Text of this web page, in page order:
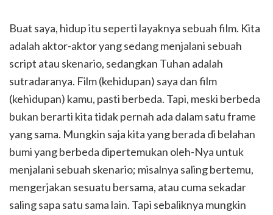
Buat saya, hidup itu seperti layaknya sebuah film. Kita
adalah aktor-aktor yang sedang menjalani sebuah
script atau skenario, sedangkan Tuhan adalah
sutradaranya. Film (kehidupan) saya dan film
(kehidupan) kamu, pasti berbeda. Tapi, meski berbeda
bukan berarti kita tidak pernah ada dalam satu frame
yang sama. Mungkin saja kita yang berada di belahan
bumi yang berbeda dipertemukan oleh-Nya untuk
menjalani sebuah skenario; misalnya saling bertemu,
mengerjakan sesuatu bersama, atau cuma sekadar
saling sapa satu sama lain. Tapi sebaliknya mungkin